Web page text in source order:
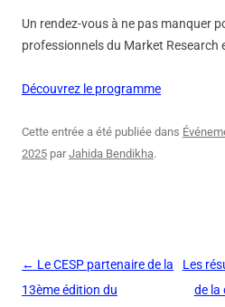
Un rendez-vous à ne pas manquer
professionnels du Market Research
Découvrez le programme
Cette entrée a été publiée dans
2025 parJahida Bendikha.
Navigation
des
← Le CESP partenaire de la
13ème édition du
Les
de la